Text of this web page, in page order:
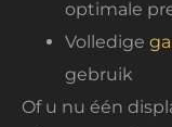
optimale
Volledige
gebruik
Of u nu één